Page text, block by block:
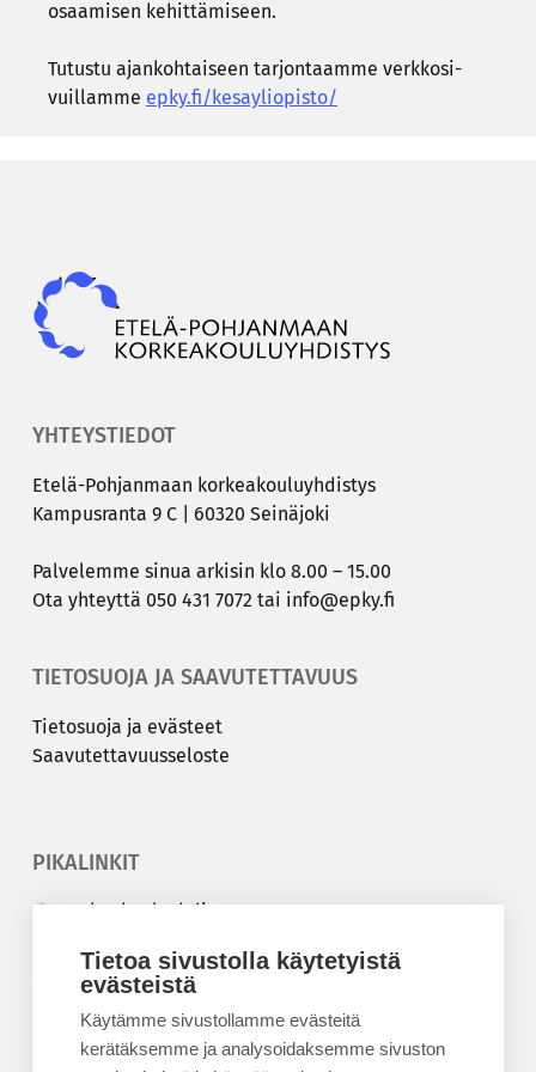
Tietoa sivustolla käytetyistä
evästeistä
Käytämme sivustollamme evästeitä
kerätäksemme ja analysoidaksemme sivuston
osaa­mi­sen ke­hit­tä­mi­seen.
Tu­tus­tu ajan­koh­tai­seen tar­jon­taam­me verk­ko­si­
vuil­lam­me epky.fi/ke­say­li­opis­to/
YHTEYSTIEDOT
Etelä-​Pohjanmaan kor­kea­kou­lu­yh­dis­tys
Kam­pus­ran­ta 9 C | 60320 Sei­nä­jo­ki
Pal­ve­lem­me sinua ar­ki­sin klo 8.00 – 15.00
Ota yh­teyt­tä 050 431 7072 tai info@epky.fi
TIETOSUOJA JA SAAVUTETTAVUUS
Tie­to­suo­ja ja eväs­teet
Saa­vu­tet­ta­vuus­se­los­te
PIKALINKIT
Korkeakouluyhdistys
Kesäyliopisto
Epanet
BLOGIT